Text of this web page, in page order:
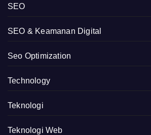
SEO
SEO & Keamanan Digital
Seo Optimization
Technology
Teknologi
Teknologi Web